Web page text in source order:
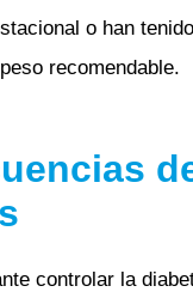
o han
recomendable.
controlar la